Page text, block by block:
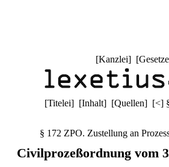
[Kanzlei] [Gesetze
[Titelei] [Inhalt] [Quellen] [<]
§ 172 ZPO. Zustellung an
Civilprozeßordnung vom